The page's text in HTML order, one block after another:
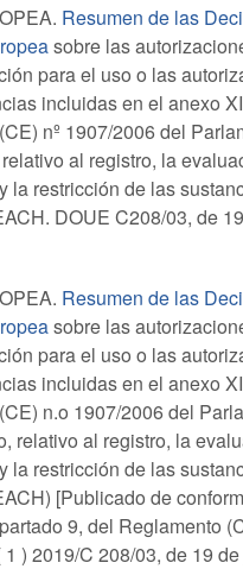
Resumen de las
sobre las
para el uso o las
incluidas en el anexo
nº 1907/2006 del
al registro, la
la restricción de las
DOUE C208/03, de
Resumen de las
sobre las
para el uso o las
incluidas en el anexo
n.o 1907/2006 del
relativo al registro, la
la restricción de las
[Publicado de
9, del Reglamento
) 2019/C 208/03, de 19